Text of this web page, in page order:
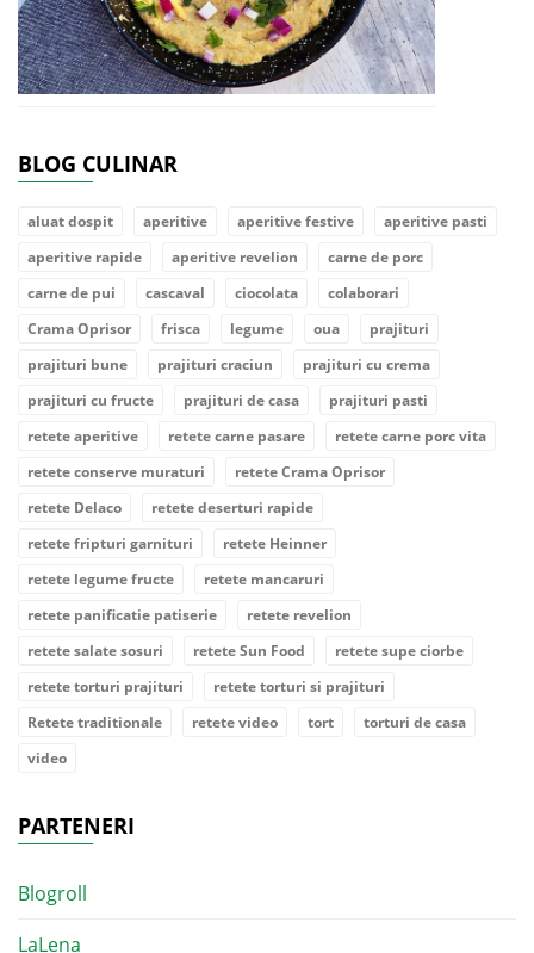
BLOG CULINAR
aluat dospit aperitive aperitive festive
aperitive pasti
aperitive rapide
aperitive revelion
carne de porc
carne de pui
cascaval ciocolata
colaborari
Crama Oprisor
frisca legume oua
prajituri
prajituri bune
prajituri craciun
prajituri cu crema
prajituri cu fructe
prajituri de casa
prajituri pasti
retete aperitive
retete carne pasare
retete carne porc vita
retete conserve muraturi
retete Crama Oprisor
retete Delaco
retete deserturi rapide
retete fripturi garnituri
retete Heinner
retete legume fructe
retete mancaruri
retete panificatie patiserie
retete revelion
retete salate sosuri
retete Sun Food
retete supe ciorbe
retete torturi prajituri
retete torturi si prajituri
Retete traditionale
retete video tort
torturi de casa
video
PARTENERI
Blogroll
LaLena